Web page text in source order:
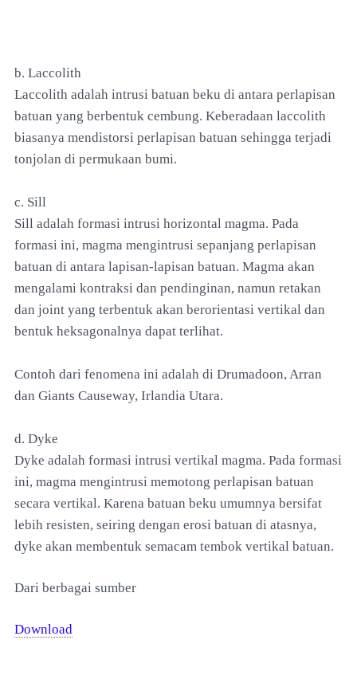
b. Laccolith
Laccolith adalah intrusi batuan beku di antara perlapisan
batuan yang berbentuk cembung. Keberadaan laccolith
biasanya mendistorsi perlapisan batuan sehingga terjadi
tonjolan di permukaan bumi.
c. Sill
Sill adalah formasi intrusi horizontal magma. Pada
formasi ini, magma mengintrusi sepanjang perlapisan
batuan di antara lapisan-lapisan batuan. Magma akan
mengalami kontraksi dan pendinginan, namun retakan
dan joint yang terbentuk akan berorientasi vertikal dan
bentuk heksagonalnya dapat terlihat.
Contoh dari fenomena ini adalah di Drumadoon, Arran
dan Giants Causeway, Irlandia Utara.
d. Dyke
Dyke adalah formasi intrusi vertikal magma. Pada formasi
ini, magma mengintrusi memotong perlapisan batuan
secara vertikal. Karena batuan beku umumnya bersifat
lebih resisten, seiring dengan erosi batuan di atasnya,
dyke akan membentuk semacam tembok vertikal batuan.
Dari berbagai sumber
Download